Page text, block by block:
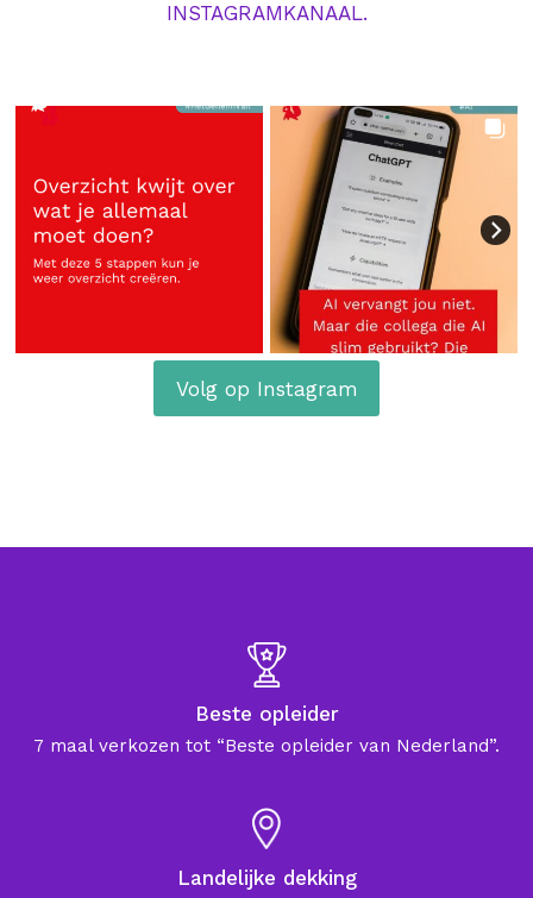
INSTAGRAMKANAAL.
Volg op Instagram
Beste opleider
7 maal verkozen tot “Beste opleider van Nederland”.
Landelijke dekking